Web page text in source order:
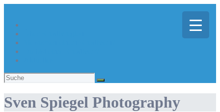
Suchen
nach:
Sven Spiegel Photography